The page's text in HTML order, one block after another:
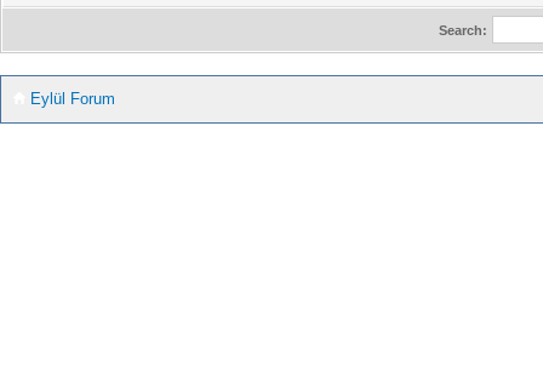
Search:
Eylül Forum